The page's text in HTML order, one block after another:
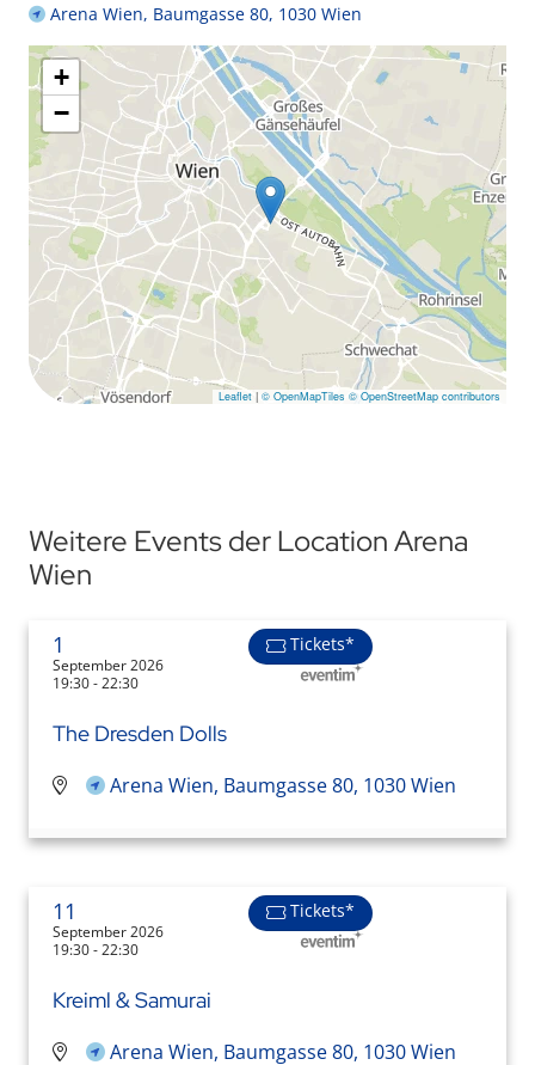
Arena Wien, Baumgasse 80, 1030 Wien
+
−
Leaflet | © OpenMapTiles © OpenStreetMap contributors
Weitere Events der Location Arena
Wien
1
September 2026
19:30 - 22:30
Tickets*
The Dresden Dolls
Arena Wien, Baumgasse 80, 1030 Wien
11
September 2026
19:30 - 22:30
Tickets*
Kreiml & Samurai
Arena Wien, Baumgasse 80, 1030 Wien